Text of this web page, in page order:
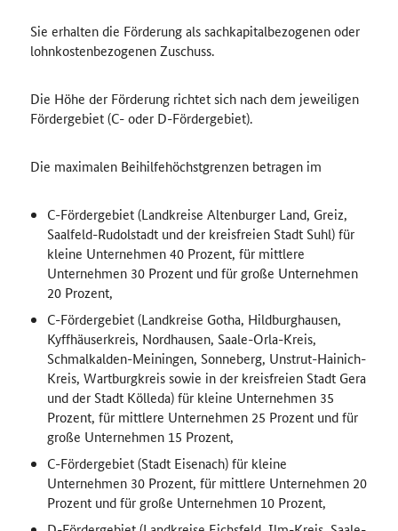
Sie erhalten die Förderung als sachkapitalbezogenen oder
lohnkostenbezogenen Zuschuss.
Die Höhe der Förderung richtet sich nach dem jeweiligen
Fördergebiet (C- oder D-Fördergebiet).
Die maximalen Beihilfehöchstgrenzen betragen im
C-Fördergebiet (Landkreise Altenburger Land, Greiz,
Saalfeld-Rudolstadt und der kreisfreien Stadt Suhl) für
kleine Unternehmen 40 Prozent, für mittlere
Unternehmen 30 Prozent und für große Unternehmen
20 Prozent,
C-Fördergebiet (Landkreise Gotha, Hildburghausen,
Kyffhäuserkreis, Nordhausen, Saale-Orla-Kreis,
Schmalkalden-Meiningen, Sonneberg, Unstrut-Hainich-
Kreis, Wartburgkreis sowie in der kreisfreien Stadt Gera
und der Stadt Kölleda) für kleine Unternehmen 35
Prozent, für mittlere Unternehmen 25 Prozent und für
große Unternehmen 15 Prozent,
C-Fördergebiet (Stadt Eisenach) für kleine
Unternehmen 30 Prozent, für mittlere Unternehmen 20
Prozent und für große Unternehmen 10 Prozent,